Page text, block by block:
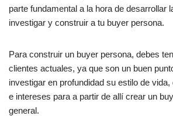
parte fundamental a la hora de desarrollar
investigar y construir a tu buyer persona.
Para construir un buyer persona, debes
clientes actuales, ya que son un buen
investigar en profundidad su estilo de
e intereses para a partir de allí crear un
general.